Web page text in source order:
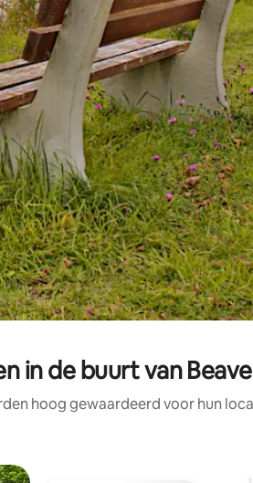
omhoog en omlaag, óf door te tikken
in de buurt van
hoog gewaardeerd voor hun